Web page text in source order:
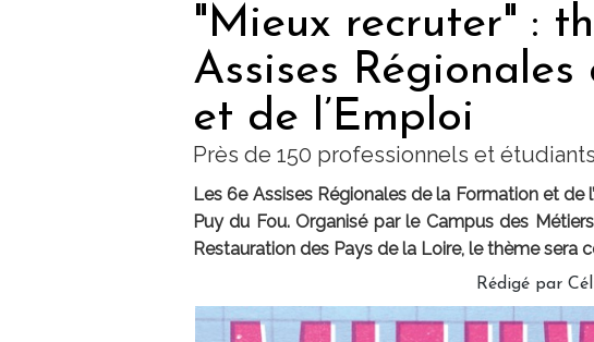
"Mieux recruter" :
Assises
et de l’Emploi
Près de 150 professionnels et étudiants
Les 6e Assises Régionales de la Formation et de
Puy du Fou. Organisé par le Campus des
Restauration des Pays de la Loire, le thème sera
Rédigé par